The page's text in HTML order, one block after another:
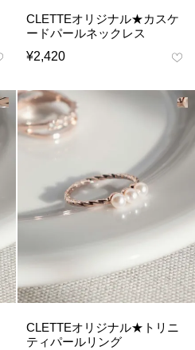
CLETTEオリジナル★カスケ
ードパールネックレス
¥2,420
CLETTEオリジナル★トリニ
ティパールリング